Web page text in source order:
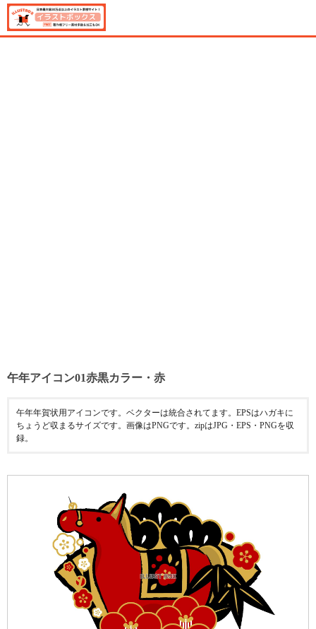
午年アイコン01赤黒カラー・赤
午年年賀状用アイコンです。ベクターは統合されてます。EPSはハガキに
ちょうど収まるサイズです。画像はPNGです。zipはJPG・EPS・PNGを収
録。